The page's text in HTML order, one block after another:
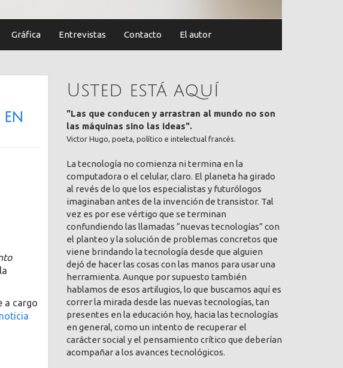
Gráfica Entrevistas Contacto El autor
en
a cargo
Usted está aquí
"Las que conducen y arrastran al mundo no son
las máquinas sino las ideas".
Victor Hugo, poeta, político e intelectual francés.
La tecnología no comienza ni termina en la
computadora o el celular, claro. El planeta ha girado
al revés de lo que los especialistas y futurólogos
imaginaban antes de la invención de transistor. Tal
vez es por ese vértigo que se terminan
confundiendo las llamadas “nuevas tecnologías” con
el planteo y la solución de problemas concretos que
viene brindando la tecnología desde que alguien
dejó de hacer las cosas con las manos para usar una
herramienta. Aunque por supuesto también
hablamos de esos artilugios, lo que buscamos aquí es
correr la mirada desde las nuevas tecnologías, tan
presentes en la educación hoy, hacia las tecnologías
en general, como un intento de recuperar el
carácter social y el pensamiento crítico que deberían
acompañar a los avances tecnológicos.